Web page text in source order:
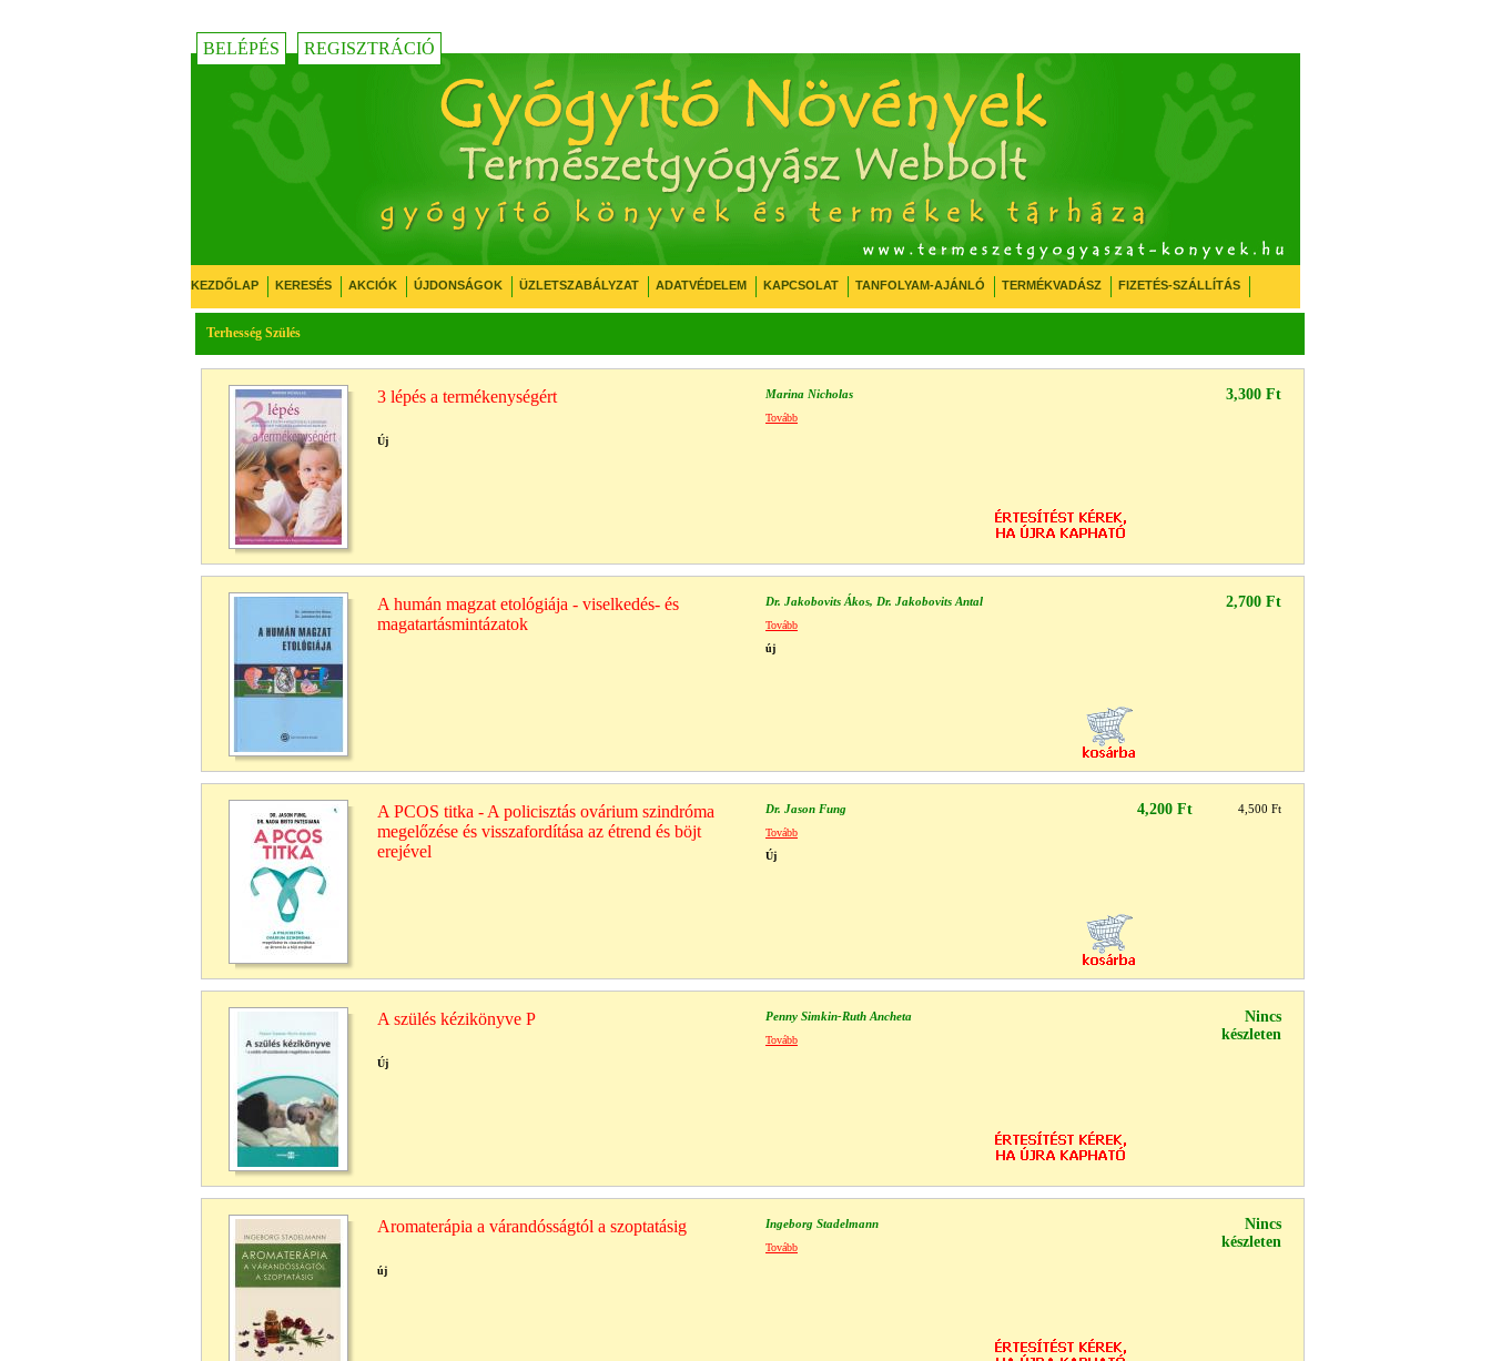
BELÉPÉS REGISZTRÁCIÓ
KEZDŐLAP KERESÉS AKCIÓK ÚJDONSÁGOK ÜZLETSZABÁLYZAT ADATVÉDELEM KAPCSOLAT TANFOLYAM-AJÁNLÓ TERMÉKVADÁSZ FIZETÉS-SZÁLLÍTÁS
Terhesség Szülés
3 lépés a termékenységért Marina Nicholas 3,300 Ft
Tovább
Új
A humán magzat etológiája - viselkedés- és
magatartásmintázatok
Dr. Jakobovits Ákos, Dr. Jakobovits Antal 2,700 Ft
Tovább
új
A PCOS titka - A policisztás ovárium szindróma
megelőzése és visszafordítása az étrend és böjt
erejével
Dr. Jason Fung 4,500 Ft
4,200 Ft
Tovább
Új
A szülés kézikönyve P Penny Simkin-Ruth Ancheta
Nincs
készleten
Tovább
Új
Aromaterápia a várandósságtól a szoptatásig Ingeborg Stadelmann
Nincs
készleten
Tovább
új